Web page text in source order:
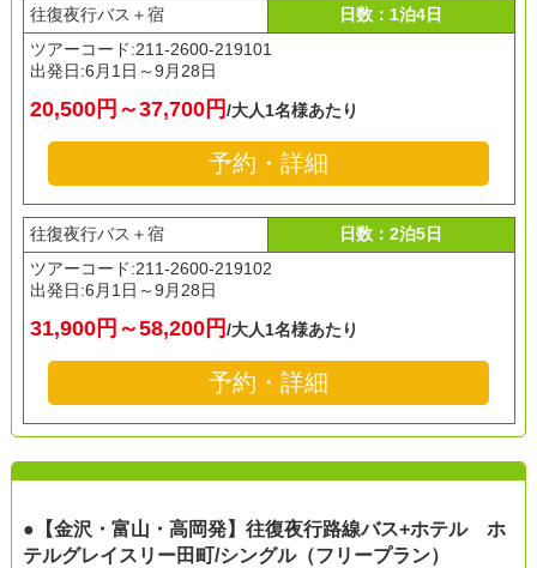
往復夜行バス＋宿
日数：1泊4日
ツアーコード:211-2600-219101
出発日:6月1日～9月28日
20,500円～37,700円/大人1名様あたり
予約・詳細
往復夜行バス＋宿
日数：2泊5日
ツアーコード:211-2600-219102
出発日:6月1日～9月28日
31,900円～58,200円/大人1名様あたり
予約・詳細
●【金沢・富山・高岡発】往復夜行路線バス+ホテル ホ
テルグレイスリー田町/シングル（フリープラン）